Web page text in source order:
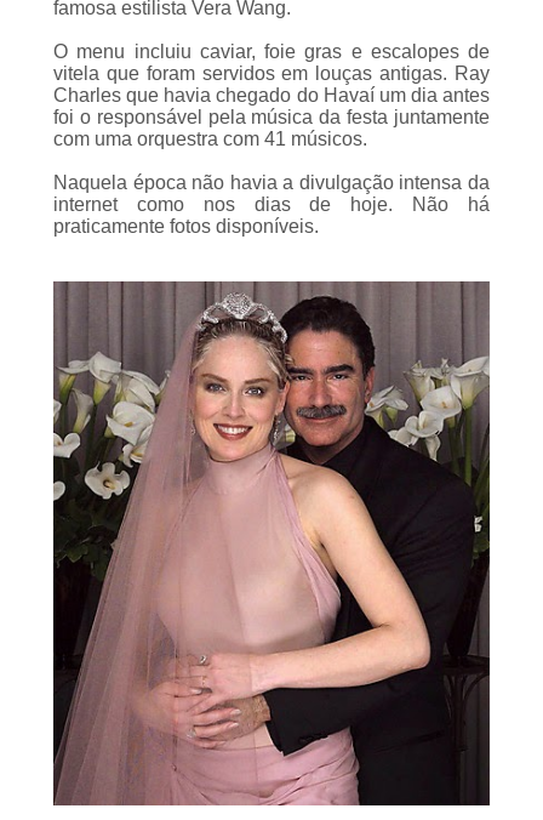
vitela que foram servidos em louças antigas. Ray
Charles que havia chegado do Havaí um dia antes
foi o responsável pela música da festa juntamente
com uma orquestra com 41 músicos.
internet como nos dias de hoje. Não há
praticamente fotos disponíveis.